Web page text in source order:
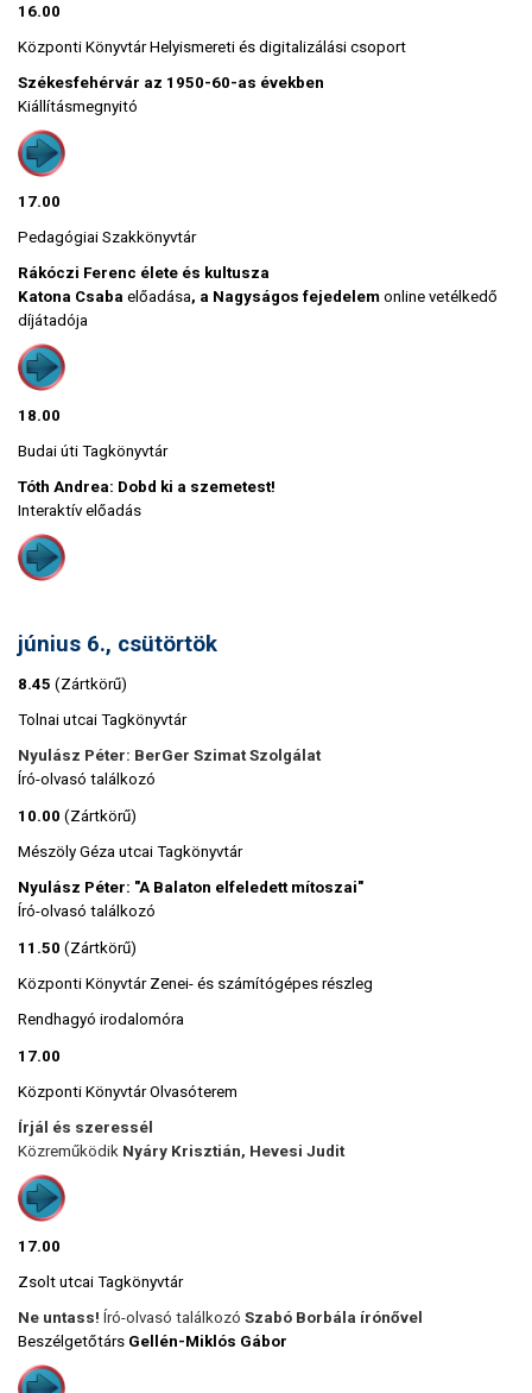
16.00
Központi Könyvtár Helyismereti és digitalizálási csoport
Székesfehérvár az 1950-60-as években
Kiállításmegnyitó
17.00
Pedagógiai Szakkönyvtár
Rákóczi Ferenc élete és kultusza
Katona Csaba előadása, a Nagyságos fejedelem online vetélkedő
díjátadója
18.00
Budai úti Tagkönyvtár
Tóth Andrea: Dobd ki a szemetest!
Interaktív előadás
június 6., csütörtök
8.45 (Zártkörű)
Tolnai utcai Tagkönyvtár
Nyulász Péter: BerGer Szimat Szolgálat
Író-olvasó találkozó
10.00 (Zártkörű)
Mészöly Géza utcai Tagkönyvtár
Nyulász Péter: "A Balaton elfeledett mítoszai"
Író-olvasó találkozó
11.50 (Zártkörű)
Központi Könyvtár Zenei- és számítógépes részleg
Rendhagyó irodalomóra
17.00
Központi Könyvtár Olvasóterem
Írjál és szeressél
Közreműködik Nyáry Krisztián, Hevesi Judit
17.00
Zsolt utcai Tagkönyvtár
Ne untass! Író-olvasó találkozó Szabó Borbála írónővel
Beszélgetőtárs Gellén-Miklós Gábor